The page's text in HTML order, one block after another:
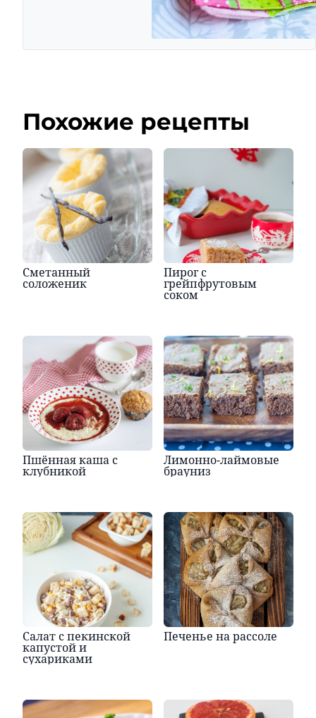
Похожие рецепты
Сметанный
соложеник
Пирог с
грейпфрутовым
соком
Пшённая каша с
клубникой
Лимонно-лаймовые
брауниз
Салат с пекинской
капустой и
сухариками
Печенье на рассоле